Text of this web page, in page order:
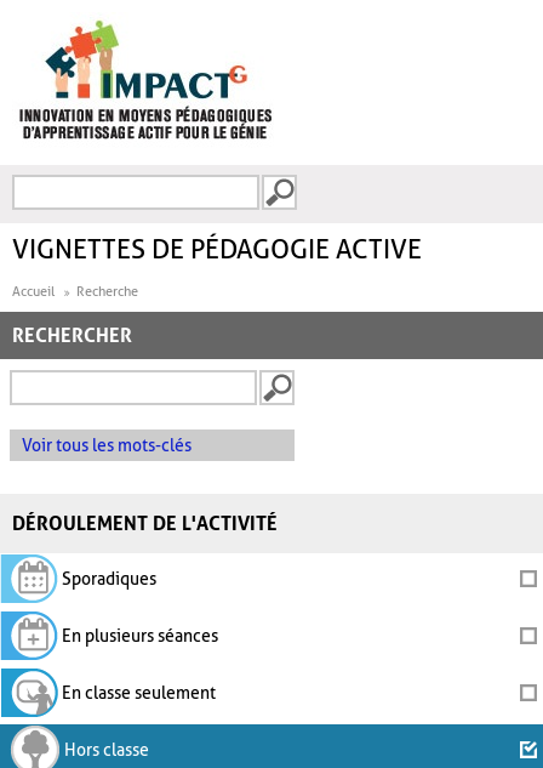
FORMULAIRE DE
VIGNETTES DE PÉDAGOGIE ACTIVE
Accueil Recherche
RECHERCHER
Voir tous les mots-clés
DÉROULEMENT DE L'ACTIVITÉ
Sporadiques
En plusieurs séances
En classe seulement
Hors classe